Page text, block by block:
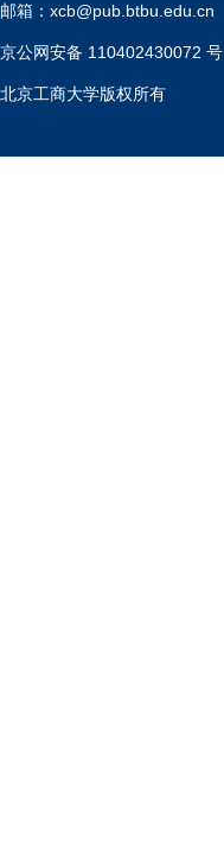
邮箱：xcb@pub.btbu.edu.cn
京公网安备 110402430072 号
北京工商大学版权所有